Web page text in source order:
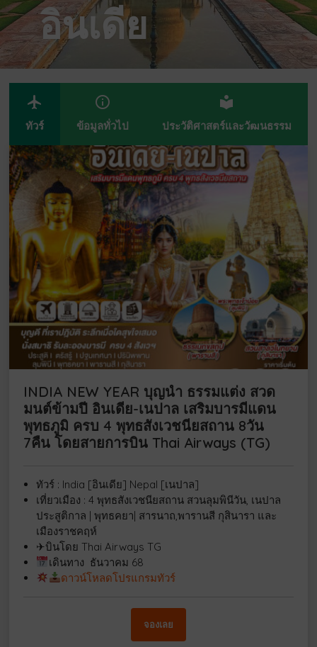
อินเดีย
airplanemode_active
ทัวร์
info_outline
ข้อมูลทั่วไป
local_library
ประวัติศาสตร์และวัฒนธรรม
INDIA NEW YEAR บุญนำ ธรรมแต่ง สวด
มนต์ข้ามปี อินเดีย-เนปาล เสริมบารมีแดน
พุทธภูมิ ครบ 4 พุทธสังเวชนียสถาน 8วัน
7คืน โดยสายการบิน Thai Airways (TG)
ทัวร์ : India [อินเดีย] Nepal [เนปาล]
เที่ยวเมือง :4 พุทธสังเวชนียสถาน สวนลุมพินีวัน, เนปาล
ประสูติกาล | พุทธคยา| สารนาถ,พารานสี กุสินารา และ
เมืองราชคฤห์
✈บินโดย Thai Airways TG
เดินทาง ธันวาคม 68
ดาวน์โหลดโปรแกรมทัวร์
จองเลย